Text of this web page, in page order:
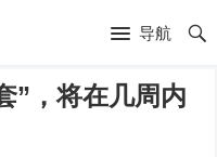
导航
”，将在几周内